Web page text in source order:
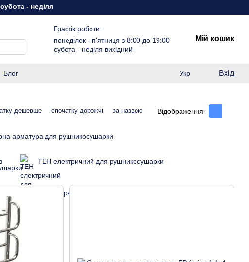
вихідний
Графік роботи:
понеділок - п'ятниця з 8:00 до 19:00
субота - неділя вихідний
Мій кошик
Блог Укр Вхід
дешевше спочатку дорожчі за назвою Відображення:
арматура для рушникосушарки
ТЕН електричний для рушникосушарки